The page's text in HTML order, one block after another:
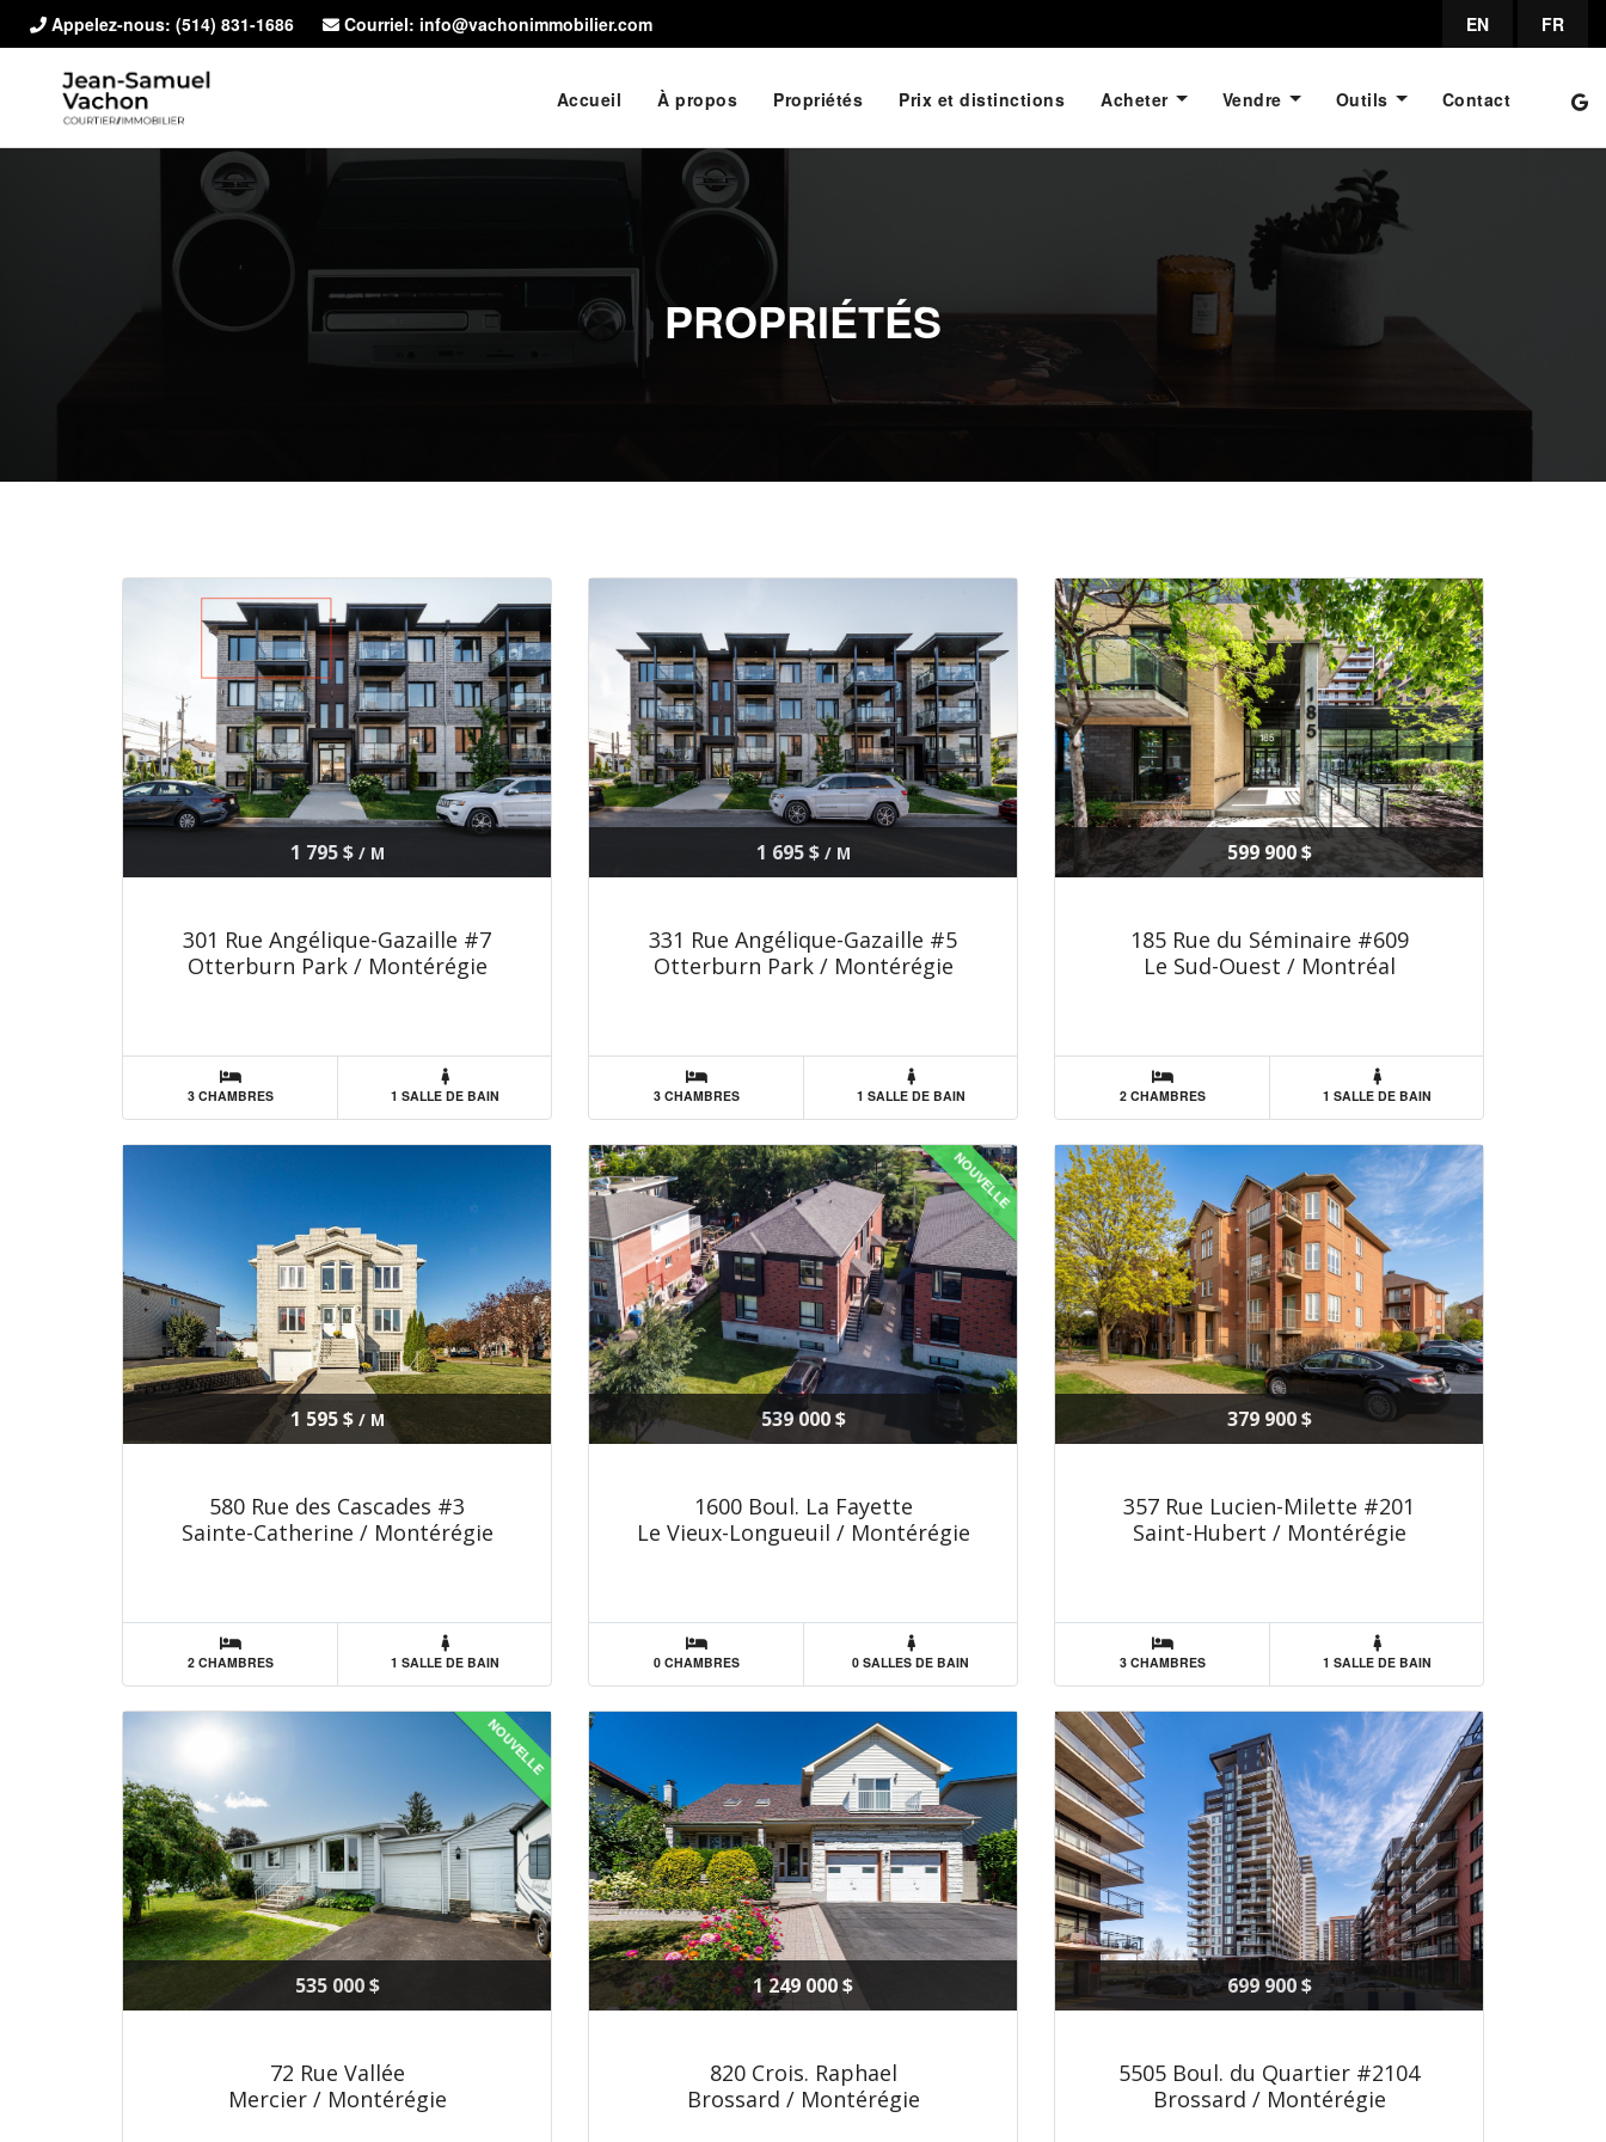
Appelez-nous: (514) 831-1686 Courriel: info@vachonimmobilier.com EN FR
Accueil À propos Propriétés Prix et distinctions Acheter Vendre Outils Contact
PROPRIÉTÉS
1 795 $/ M
301 Rue Angélique-Gazaille #7
Otterburn Park / Montérégie
3 CHAMBRES 1 SALLE DE BAIN
1 695 $/ M
331 Rue Angélique-Gazaille #5
Otterburn Park / Montérégie
3 CHAMBRES 1 SALLE DE BAIN
599 900 $
185 Rue du Séminaire #609
Le Sud-Ouest / Montréal
2 CHAMBRES 1 SALLE DE BAIN
1 595 $/ M
580 Rue des Cascades #3
Sainte-Catherine / Montérégie
2 CHAMBRES 1 SALLE DE BAIN
NOUVELLE
539 000 $
1600 Boul. La Fayette
Le Vieux-Longueuil / Montérégie
0 CHAMBRES 0 SALLES DE BAIN
379 900 $
357 Rue Lucien-Milette #201
Saint-Hubert / Montérégie
3 CHAMBRES 1 SALLE DE BAIN
NOUVELLE
535 000 $
72 Rue Vallée
Mercier / Montérégie
1 249 000 $
820 Crois. Raphael
Brossard / Montérégie
699 900 $
5505 Boul. du Quartier #2104
Brossard / Montérégie